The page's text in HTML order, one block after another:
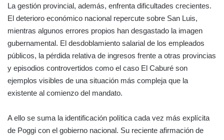
La gestión provincial, además, enfrenta dificultades crecientes.
El deterioro económico nacional repercute sobre San Luis,
mientras algunos errores propios han desgastado la imagen
gubernamental. El desdoblamiento salarial de los empleados
públicos, la pérdida relativa de ingresos frente a otras provincias
y episodios controvertidos como el caso El Caburé son
ejemplos visibles de una situación más compleja que la
existente al comienzo del mandato.
A ello se suma la identificación política cada vez más explícita
de Poggi con el gobierno nacional. Su reciente afirmación de